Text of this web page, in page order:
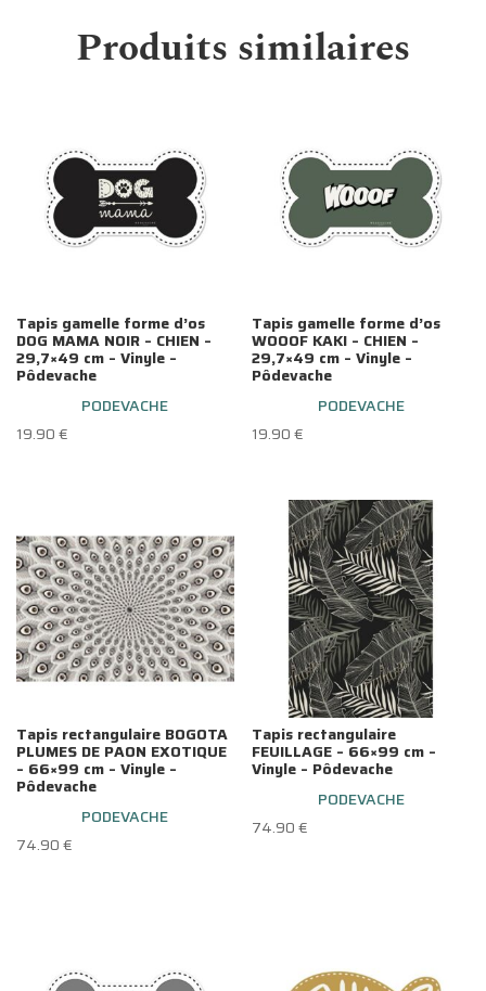
Produits similaires
Tapis gamelle forme d’os
DOG MAMA NOIR – CHIEN –
29,7×49 cm – Vinyle –
Pôdevache
PODEVACHE
19.90€
Tapis gamelle forme d’os
WOOOF KAKI – CHIEN –
29,7×49 cm – Vinyle –
Pôdevache
PODEVACHE
19.90€
Tapis rectangulaire BOGOTA
PLUMES DE PAON EXOTIQUE
– 66×99 cm – Vinyle –
Pôdevache
PODEVACHE
74.90€
Tapis rectangulaire
FEUILLAGE – 66×99 cm –
Vinyle – Pôdevache
PODEVACHE
74.90€